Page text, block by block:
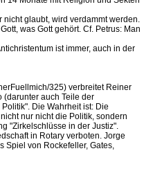
nicht glaubt, wird verdammt werden.
was Gott gehört. Cf. Petrus: Man
ist immer, auch in der
325) verbreitet Reiner
(darunter auch Teile der
Die Wahrheit ist: Die
nur nicht die Politik, sondern
"Zirkelschlüsse in der Justiz".
in Rotary verboten. Jorge
Spiel von Rockefeller, Gates,